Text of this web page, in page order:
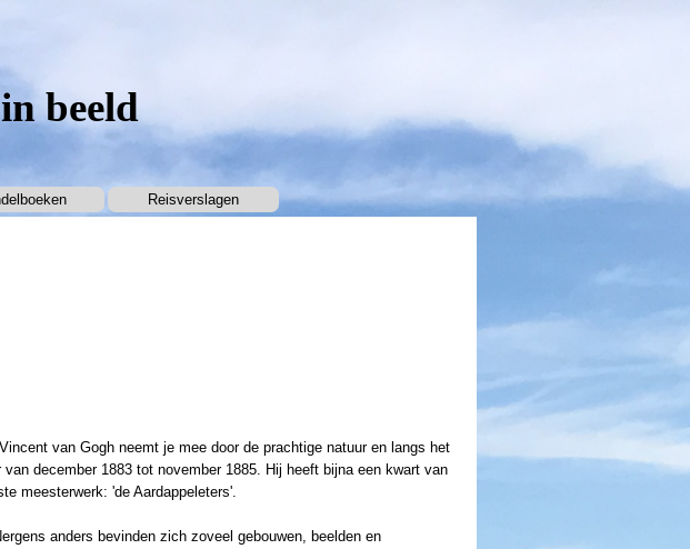
beeld
▼ Reisverslagen ▼
van Gogh neemt je mee door de prachtige natuur en langs het
december 1883 tot november 1885. Hij heeft bijna een kwart van
meesterwerk: 'de Aardappeleters'.
anders bevinden zich zoveel gebouwen, beelden en